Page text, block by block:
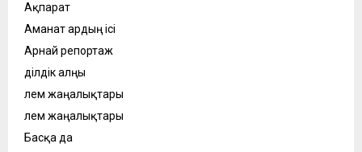
Ақпарат
Аманат ардың ісі
Арнай репортаж
Әділдік алңы
Әлем жаңалықтары
Әлем жаңалықтары
Басқа да